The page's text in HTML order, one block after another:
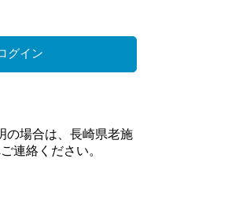
の場合は、長崎県老施
連絡ください。